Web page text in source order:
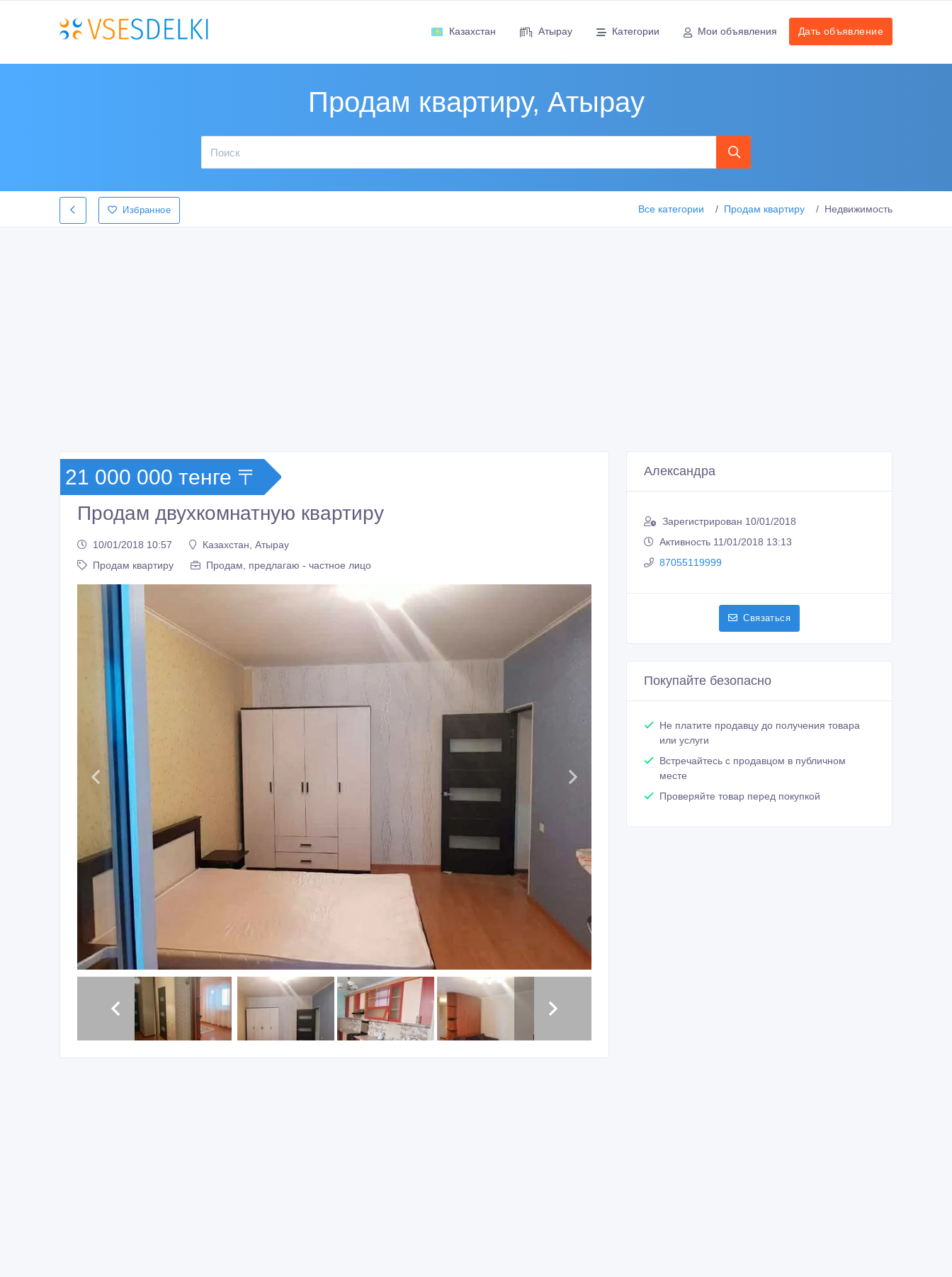
Казахстан Атырау Категории Мои объявления Дать объявление
Продам квартиру, Атырау
Избранное Все категории Продам квартиру Недвижимость
21 000 000 тенге 〒
Продам двухкомнатную квартиру
10/01/2018 10:57
Казахстан, Атырау
Продам квартиру
Продам, предлагаю - частное лицо
Александра
Зарегистрирован 10/01/2018
Активность 11/01/2018 13:13
87055119999
Связаться
Покупайте безопасно
Не платите продавцу до получения товара
или услуги
Встречайтесь с продавцом в публичном
месте
Проверяйте товар перед покупкой